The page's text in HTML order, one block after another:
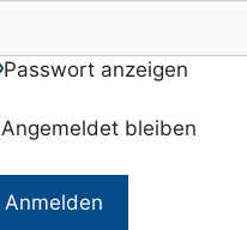
Passwort anzeigen
Angemeldet bleiben